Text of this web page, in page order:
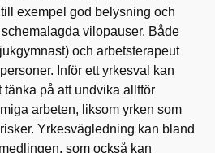
exempel god belysning och
vilopauser. Både
och arbetsterapeut
Inför ett yrkesval kan
på att undvika alltför
arbeten, liksom yrken som
Yrkesvägledning kan bland
som också kan